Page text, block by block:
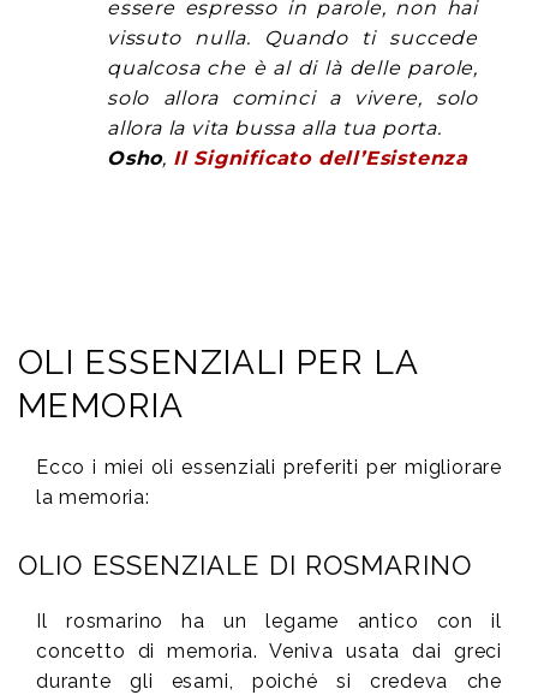
essere espresso in parole, non hai
vissuto nulla. Quando ti succede
qualcosa che è al di là delle parole,
solo allora cominci a vivere, solo
allora la vita bussa alla tua porta.
Osho, Il Significato dell’Esistenza
OLI ESSENZIALI PER LA
MEMORIA
Ecco i miei oli essenziali preferiti per migliorare
la memoria:
OLIO ESSENZIALE DI ROSMARINO
Il rosmarino ha un legame antico con il
concetto di memoria. Veniva usata dai greci
durante gli esami, poiché si credeva che